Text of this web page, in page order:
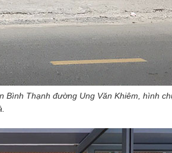
Bình Thạnh đường Ung Văn Khiêm, hình